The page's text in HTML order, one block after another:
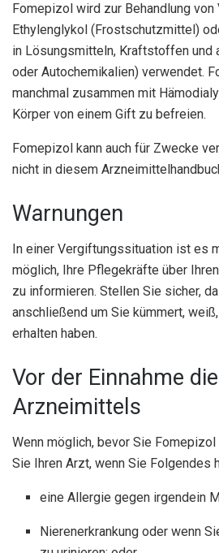
Fomepizol wird zur Behandlung
Ethylenglykol (Frostschutzmittel)
in Lösungsmitteln, Kraftstoffen und
oder Autochemikalien) verwendet.
manchmal zusammen mit
Körper von einem Gift zu befreien.
Fomepizol kann auch für Zwecke
nicht in diesem
Warnungen
In einer Vergiftungssituation ist es
möglich, Ihre Pflegekräfte über
zu informieren. Stellen Sie sicher,
anschließend um Sie kümmert,
erhalten haben.
Vor der Einnahme
Arzneimittels
Wenn möglich, bevor Sie
Sie Ihren Arzt, wenn Sie Folgendes
eine Allergie gegen irgendein
Nierenerkrankung oder wenn